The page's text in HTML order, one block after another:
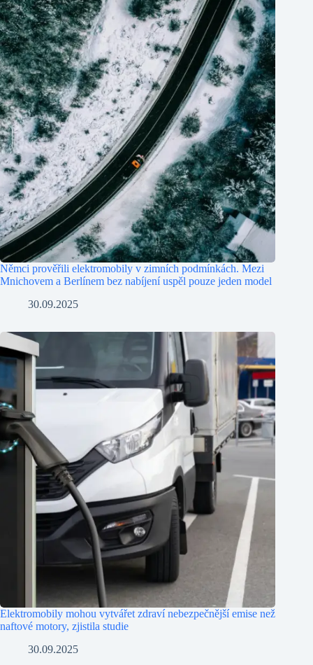
Němci prověřili elektromobily v zimních podmínkách. Mezi
Mnichovem a Berlínem bez nabíjení uspěl pouze jeden model
30.09.2025
Elektromobily mohou vytvářet zdraví nebezpečnější emise než
naftové motory, zjistila studie
30.09.2025